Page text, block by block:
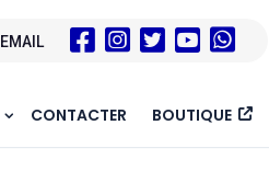
EMAIL
CONTACTER BOUTIQUE